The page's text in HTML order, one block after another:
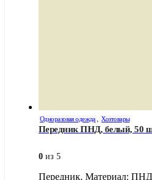
Одноразовая одежда, Хозтовары
Передник ПНД, белый, 50
0 из 5
Передник. Материал: